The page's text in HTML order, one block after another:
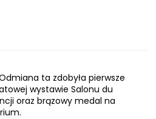
ta zdobyła pierwsze
wystawie Salonu du
oraz brązowy medal na